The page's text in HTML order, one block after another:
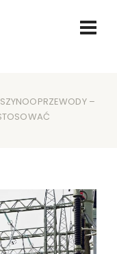
–